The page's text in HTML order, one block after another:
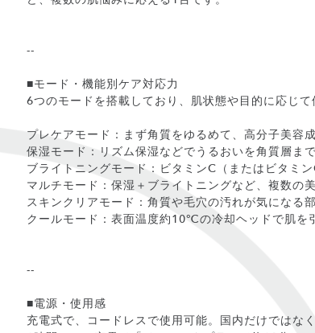
--
■モード・機能別ケア対応力
6つのモードを搭載しており、肌状態や目的に応じて
プレケアモード：まず角質をゆるめて、高分子美容
保湿モード：リズム保湿などでうるおいを角質層ま
ブライトニングモード：ビタミンC（またはビタミ
マルチモード：保湿＋ブライトニングなど、複数の
スキンクリアモード：角質や毛穴の汚れが気になる
クールモード：表面温度約10℃の冷却ヘッドで肌を
--
■電源・使用感
充電式で、コードレスで使用可能。国内だけではな